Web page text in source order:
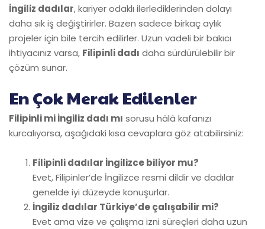
İngiliz dadılar, kariyer odaklı ilerlediklerinden dolayı
daha sık iş değiştirirler. Bazen sadece birkaç aylık
projeler için bile tercih edilirler. Uzun vadeli bir bakıcı
ihtiyacınız varsa, Filipinli dadı daha sürdürülebilir bir
çözüm sunar.
En Çok Merak Edilenler
Filipinli mi İngiliz dadı mı sorusu hâlâ kafanızı
kurcalıyorsa, aşağıdaki kısa cevaplara göz atabilirsiniz:
Filipinli dadılar İngilizce biliyor mu?
Evet, Filipinler’de İngilizce resmi dildir ve dadılar
genelde iyi düzeyde konuşurlar.
İngiliz dadılar Türkiye’de çalışabilir mi?
Evet ama vize ve çalışma izni süreçleri daha uzun